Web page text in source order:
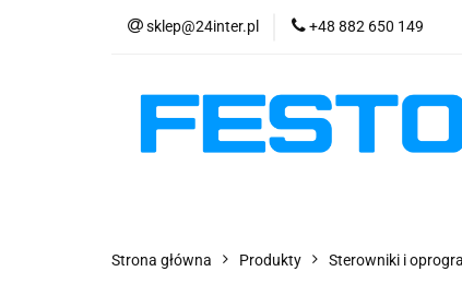
sklep@24inter.pl +48 882 650 149
PRODUKTY
AKTUALNOŚCI
Strona główna Produkty Sterowniki i